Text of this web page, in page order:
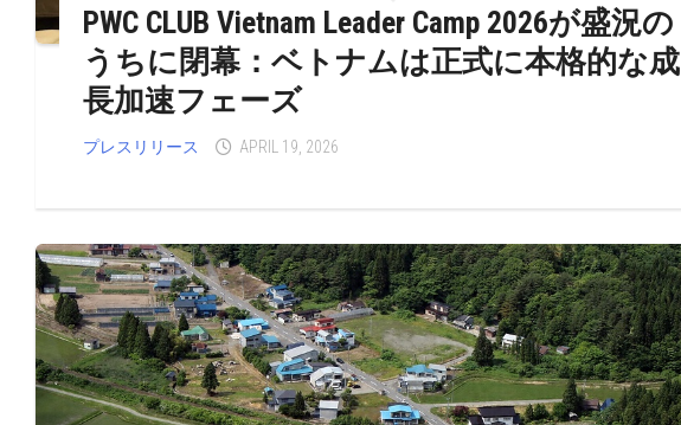
PWC CLUB Vietnam Leader Camp 2026が盛況の
うちに閉幕：ベトナムは正式に本格的な成
長加速フェーズ
プレスリリース APRIL 19, 2026